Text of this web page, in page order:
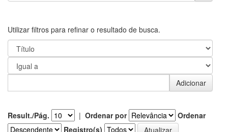
Utilizar filtros para refinar o resultado de busca.
Result./Pág. | Ordenar por
Ordenar
Registro(s)